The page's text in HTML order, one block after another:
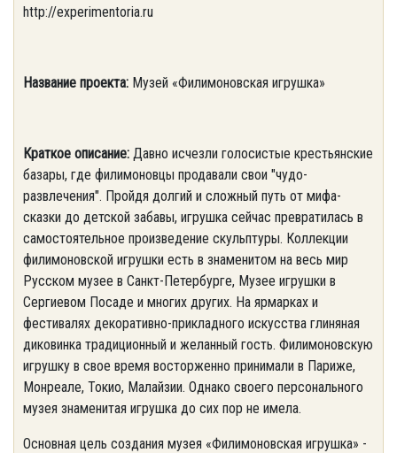
http://experimentoria.ru
Название проекта: Музей «Филимоновская игрушка»
Краткое описание: Давно исчезли голосистые крестьянские
базары, где филимоновцы продавали свои "чудо-
развлечения". Пройдя долгий и сложный путь от мифа-
сказки до детской забавы, игрушка сейчас превратилась в
самостоятельное произведение скульптуры. Коллекции
филимоновской игрушки есть в знаменитом на весь мир
Русском музее в Санкт-Петербурге, Музее игрушки в
Сергиевом Посаде и многих других. На ярмарках и
фестивалях декоративно-прикладного искусства глиняная
диковинка традиционный и желанный гость. Филимоновскую
игрушку в свое время восторженно принимали в Париже,
Монреале, Токио, Малайзии. Однако своего персонального
музея знаменитая игрушка до сих пор не имела.
Основная цель создания музея «Филимоновская игрушка» -